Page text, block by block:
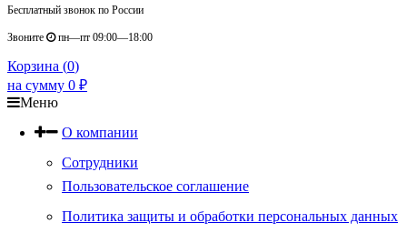
Бесплатный звонок по России
Звоните пн—пт 09:00—18:00
Корзина (0)
на сумму 0 ₽
Меню
О компании
Сотрудники
Пользовательское соглашение
Политика защиты и обработки персональных данных